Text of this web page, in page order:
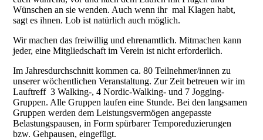
Wünschen an sie wenden. Auch wenn ihr mal Klagen habt,
sagt es ihnen. Lob ist natürlich auch möglich.
Wir machen das freiwillig und ehrenamtlich. Mitmachen kann
jeder, eine Mitgliedschaft im Verein ist nicht erforderlich.
Im Jahresdurchschnitt kommen ca. 80 Teilnehmer/innen zu
unserer wöchentlichen Veranstaltung. Zur Zeit betreuen wir im
Lauftreff 3 Walking-, 4 Nordic-Walking- und 7 Jogging-
Gruppen. Alle Gruppen laufen eine Stunde. Bei den langsamen
Gruppen werden dem Leistungsvermögen angepasste
Belastungspausen, in Form spürbarer Temporeduzierungen
bzw. Gehpausen, eingefügt.